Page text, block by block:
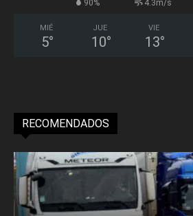
90% 4.3m/s
MIÉ
5°
JUE
10°
VIE
13°
RECOMENDADOS